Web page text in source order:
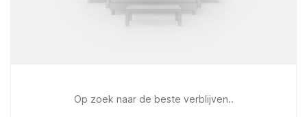
Op zoek naar de beste verblijven..